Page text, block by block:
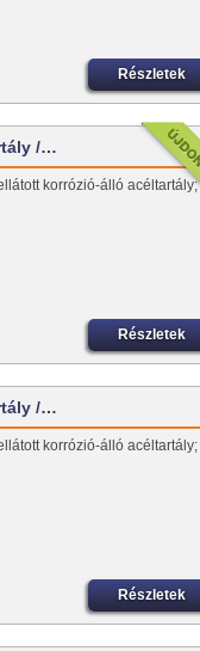
Részletek
/…
korrózió-álló acéltartály;
Részletek
/…
korrózió-álló acéltartály;
Részletek